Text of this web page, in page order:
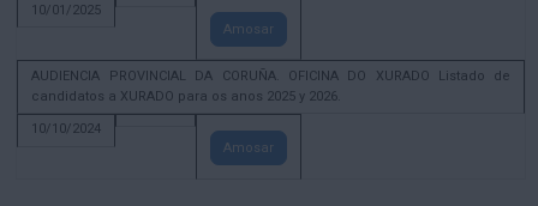
10/01/2025
Amosar
AUDIENCIA PROVINCIAL DA CORUÑA. OFICINA DO XURADO Listado de
candidatos a XURADO para os anos 2025 y 2026.
10/10/2024
Amosar